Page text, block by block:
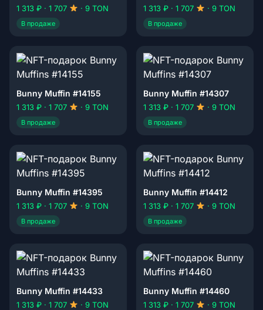
1 313 ₽ · 1 707 · 9 TON
В продаже
1 313 ₽ · 1 707 · 9 TON
В продаже
Bunny Muffin #14155
1 313 ₽ · 1 707 · 9 TON
В продаже
Bunny Muffin #14307
1 313 ₽ · 1 707 · 9 TON
В продаже
Bunny Muffin #14395
1 313 ₽ · 1 707 · 9 TON
В продаже
Bunny Muffin #14412
1 313 ₽ · 1 707 · 9 TON
В продаже
Bunny Muffin #14433
1 313 ₽ · 1 707 · 9 TON
Bunny Muffin #14460
1 313 ₽ · 1 707 · 9 TON